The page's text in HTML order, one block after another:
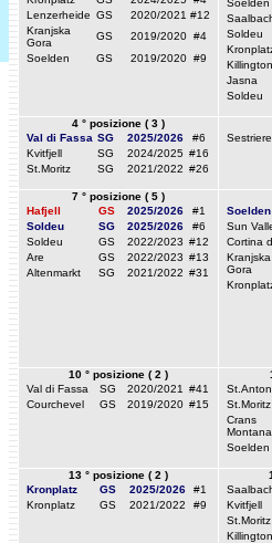
Lenzerheide GS 2020/2021 #12
Kranjska
Gora
GS 2019/2020 #4
Soelden
GS 2019/2020 #9
Soelden
Soldeu
Killington
Jasna
Soldeu
4 ° posizione ( 3 )
Val di Fassa SG 2025/2026
#6
Kvitfjell
SG 2024/2025 #16
St.Moritz
SG 2021/2022 #26
Sestriere
7 ° posizione ( 5 )
Hafjell
GS 2025/2026
#1
Soldeu
SG 2025/2026
#6
Soldeu
GS 2022/2023 #12
Are
GS 2022/2023 #13
Altenmarkt
SG 2021/2022 #31
Soelden
Sun
Cortina d
Kranjska
Gora
10 ° posizione ( 2 )
Val di Fassa
SG 2020/2021
#41
Courchevel
GS 2019/2020 #15
St.Anton
St.Moritz
Crans
Montana
Soelden
13 ° posizione ( 2 )
Kronplatz
GS 2025/2026
#1
Kronplatz
GS 2021/2022 #9
Kvitfjell
St.Moritz
Killington